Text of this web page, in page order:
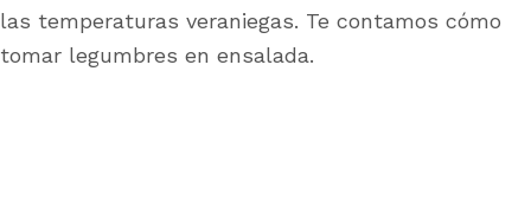
las temperaturas veraniegas. Te contamos cómo
tomar legumbres en ensalada.